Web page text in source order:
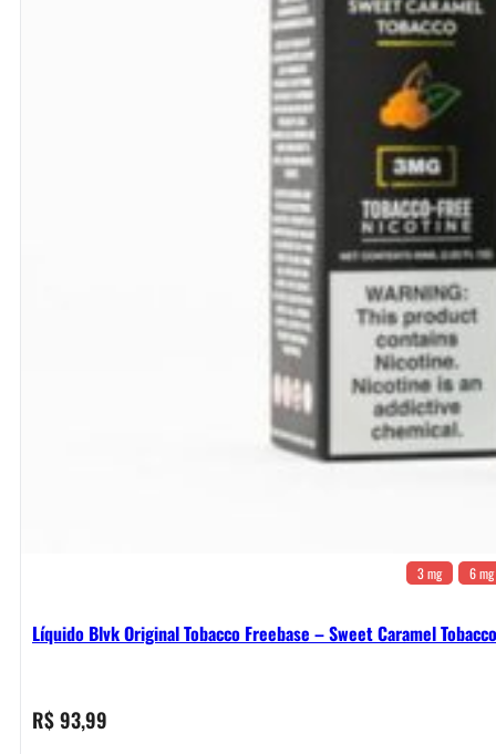
3 mg 6 mg
Líquido Blvk Original Tobacco Freebase – Sweet Caramel Tobacco
R$93,99